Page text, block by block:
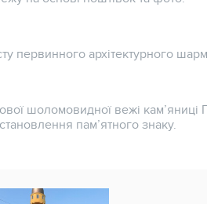
первинного архітектурного
шоломовидної вежі
пам’ятного знаку.